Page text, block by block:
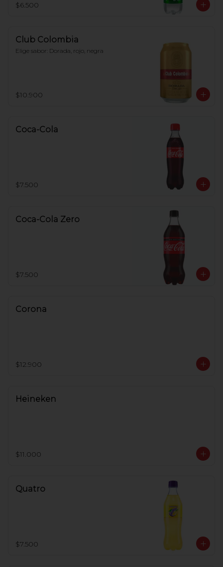
$6.500
Club Colombia
Elige sabor: Dorada, rojo, negra
$10.900
Coca-Cola
$7.500
Coca-Cola Zero
$7.500
Corona
$12.900
Heineken
$11.000
Quatro
$7.500